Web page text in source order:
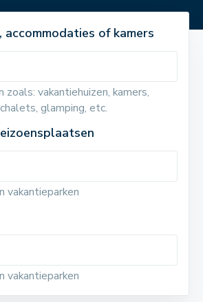
of kamers
zoals: vakantiehuizen, kamers,
glamping, etc.
vakantieparken
vakantieparken